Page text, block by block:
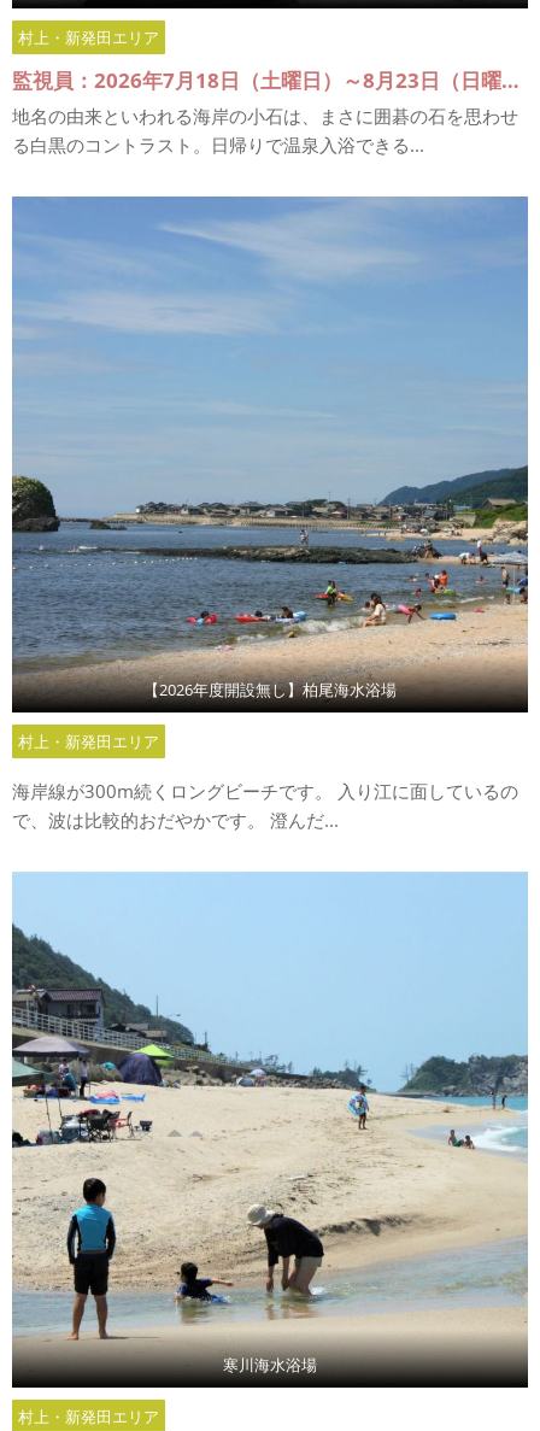
村上・新発田エリア
監視員：2026年7月18日（土曜日）～8月23日（日曜日）
地名の由来といわれる海岸の小石は、まさに囲碁の石を思わせ
る白黒のコントラスト。日帰りで温泉入浴できる...
【2026年度開設無し】柏尾海水浴場
村上・新発田エリア
海岸線が300m続くロングビーチです。 入り江に面しているの
で、波は比較的おだやかです。 澄んだ...
寒川海水浴場
村上・新発田エリア